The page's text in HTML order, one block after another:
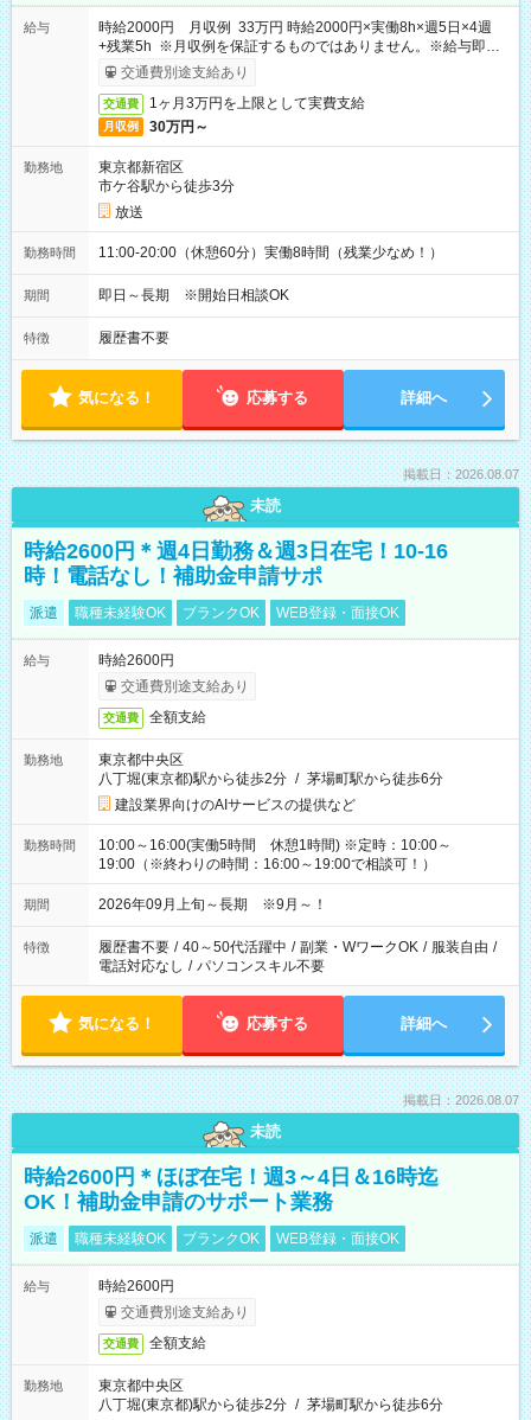
給与
時給2000円 月収例 33万円 時給2000円×実働8h×週5日×4週
+残業5h ※月収例を保証するものではありません。※給与即受
取りサービス利用可（利用条件有）
交通費別途支給あり
交通費 1ヶ月3万円を上限として実費支給
月収例 30万円～
勤務地
東京都新宿区
市ケ谷駅から徒歩3分
放送
勤務時間 11:00-20:00（休憩60分）実働8時間（残業少なめ！）
期間 即日～長期 ※開始日相談OK
特徴 履歴書不要
気になる！ 応募する 詳細へ
掲載日：2026.08.07
未読
時給2600円＊週4日勤務＆週3日在宅！10-16
時！電話なし！補助金申請サポ
派遣 職種未経験OK ブランクOK WEB登録・面接OK
給与
時給2600円
交通費別途支給あり
交通費 全額支給
勤務地
東京都中央区
八丁堀(東京都)駅から徒歩2分 / 茅場町駅から徒歩6分
建設業界向けのAIサービスの提供など
勤務時間
10:00～16:00(実働5時間 休憩1時間) ※定時：10:00～
19:00（※終わりの時間：16:00～19:00で相談可！）
期間 2026年09月上旬～長期 ※9月～！
特徴 履歴書不要 / 40～50代活躍中 / 副業・WワークOK / 服装自由 /
電話対応なし / パソコンスキル不要
気になる！ 応募する 詳細へ
掲載日：2026.08.07
未読
時給2600円＊ほぼ在宅！週3～4日＆16時迄
OK！補助金申請のサポート業務
派遣 職種未経験OK ブランクOK WEB登録・面接OK
給与
時給2600円
交通費別途支給あり
交通費 全額支給
勤務地
東京都中央区
八丁堀(東京都)駅から徒歩2分 / 茅場町駅から徒歩6分